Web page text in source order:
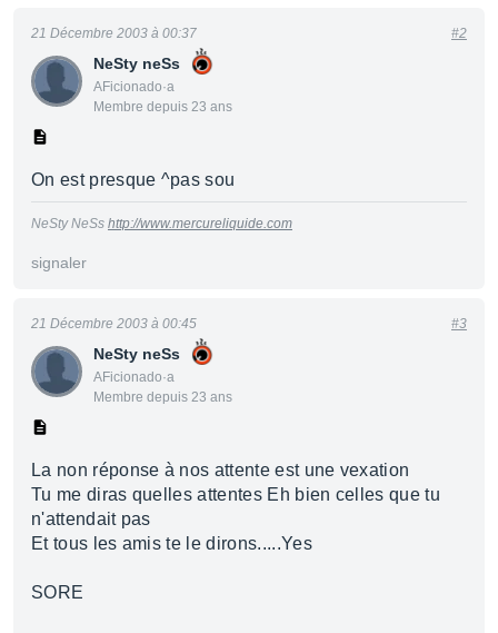
NeSty neSs
AFicionado·a
Membre depuis 23 ans
21 Décembre 2003 à 00:37 #2
On est presque ^pas sou
NeSty NeSs http://www.mercureliquide.com
signaler
NeSty neSs
AFicionado·a
Membre depuis 23 ans
21 Décembre 2003 à 00:45 #3
La non réponse à nos attente est une vexation
Tu me diras quelles attentes Eh bien celles que tu
n'attendait pas
Et tous les amis te le dirons.....Yes
SORE